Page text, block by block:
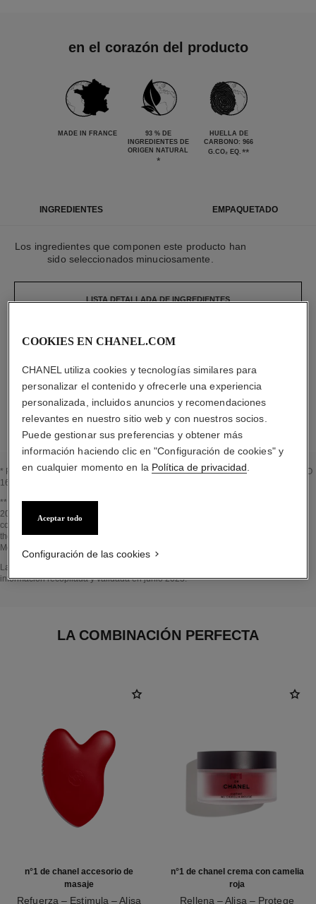
en el corazón del producto
MADE IN FRANCE
93 % DE
INGREDIENTES DE
ORIGEN NATURAL
*
HUELLA DE
CARBONO: 966
G.CO₂ EQ. **
INGREDIENTES EMPAQUETADO
Los ingredientes que componen este producto han
sido seleccionados minuciosamente.
LISTA DETALLADA DE INGREDIENTES
sido diseñados minuciosamente.
LISTA DETALLADA DE LOS COMPONENTES DEL ENVASE
* Proporción de ingredientes y derivados naturales calculada según la norma ISO
16128
Volver al título↩
** Estimation calculated in June 2023 using the method published by the IPCC in
2013 and in compliance with ISO 14067. Scope of analysis: manufacture of
cosmetic ingredients and packaging components, production, distribution, use of
the product (if relevant to the product) and end of life of the packaging.
Methodology verified by Bureau Veritas.
Volver al título↩
La sección EN EL CORAZÓN DEL PRODUCTO se ha elaborado a partir de
información recopilada y validada en junio 2023.
LA COMBINACIÓN PERFECTA
n°1 de chanel accesorio de
masaje
Refuerza – Estimula – Alisa
n°1 de chanel crema con camelia
roja
Rellena – Alisa – Protege
COOKIES EN CHANEL.COM
CHANEL utiliza cookies y tecnologías similares para
personalizar el contenido y ofrecerle una experiencia
personalizada, incluidos anuncios y recomendaciones
relevantes en nuestro sitio web y con nuestros socios.
Puede gestionar sus preferencias y obtener más
información haciendo clic en "Configuración de cookies" y
en cualquier momento en la Política de privacidad
Aceptar todo
Configuración de las cookies